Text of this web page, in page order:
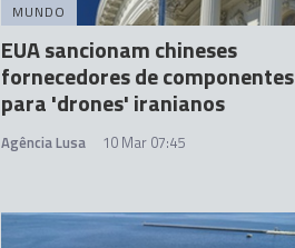
MUNDO
EUA sancionam chineses
fornecedores de componentes
para 'drones' iranianos
Agência Lusa 10 Mar 07:45